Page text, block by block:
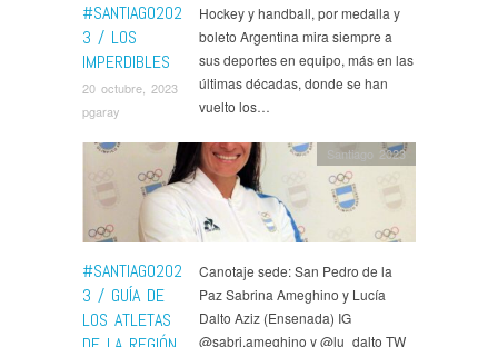
#SANTIAGO202
3 / LOS
IMPERDIBLES
20 octubre, 2023
pgaray
Hockey y handball, por medalla y
boleto Argentina mira siempre a
sus deportes en equipo, más en las
últimas décadas, donde se han
vuelto los…
#SANTIAGO202
3 / GUÍA DE
LOS ATLETAS
Santiago 2023
Canotaje sede: San Pedro de la
Paz Sabrina Ameghino y Lucía
Dalto Aziz (Ensenada) IG
@sabri.ameghino y @lu_dalto TW